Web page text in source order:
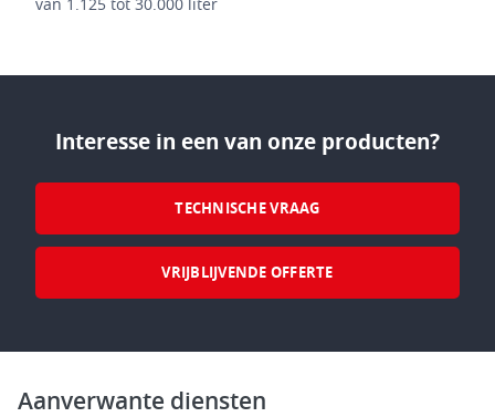
Interesse in een van onze producten?
TECHNISCHE VRAAG
VRIJBLIJVENDE OFFERTE
Aanverwante diensten